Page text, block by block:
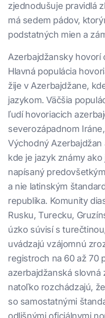
zjednodušuje pravidlá
má sedem pádov,
podstatných mien a
Azerbajdžansky hovorí
Hlavná populácia
žije v Azerbajdžane,
jazykom. Väčšia
ľudí hovoriacich
severozápadnom
Východný Azerbajdžan
kde je jazyk známy
napísaný
a nie latinským
republika. Komunity
Rusku, Turecku,
úzko súvisí s
uvádzajú vzájomnú
registroch na 60 až 70
azerbajdžanská slovná
natoľko rozchádzajú,
so samostatnými
odlišnými oficiálnymi